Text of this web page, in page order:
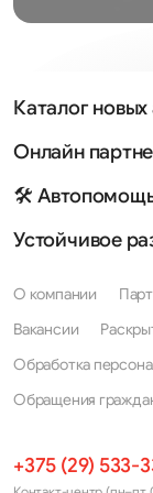
Fendt;
John Deere;
"Кировец" и др.
Чтобы узнать
специалисты «А-
документации,
Каталог новых
Онлайн
🛠
Устойчивое
О компании
Вакансии
Обработка
Обращения
+375 (29) 533-